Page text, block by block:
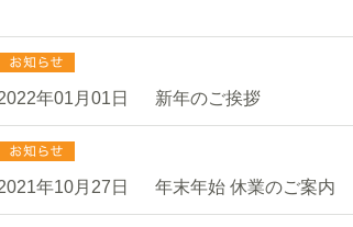
年01月01日 新年のご挨拶
年10月27日 年末年始 休業のご案内